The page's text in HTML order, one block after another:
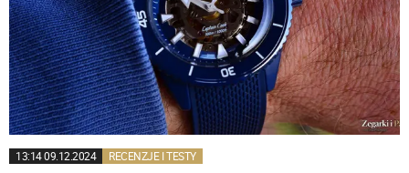
13:14 09.12.2024 RECENZJE I TESTY